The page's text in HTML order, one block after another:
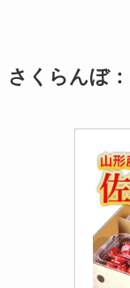
さくらんぼ